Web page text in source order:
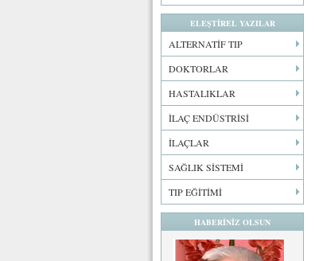
ELEŞTİREL YAZILAR
ALTERNATİF TIP
DOKTORLAR
HASTALIKLAR
İLAÇ ENDÜSTRİSİ
İLAÇLAR
SAĞLIK SİSTEMİ
TIP EĞİTİMİ
HABERİNİZ OLSUN